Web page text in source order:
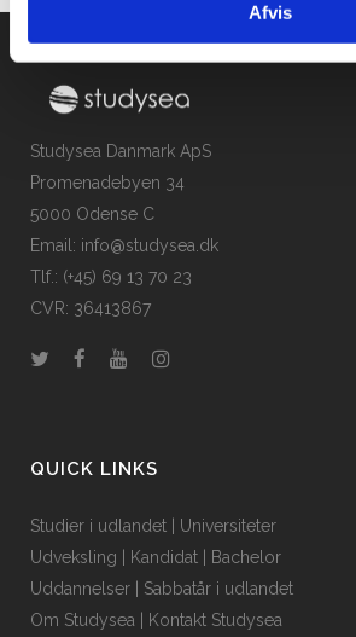
Afvis
Studysea Danmark ApS
Promenadebyen 34
5000 Odense C
Email: info@studysea.dk
Tlf.: (+45) 69 13 70 23
CVR: 36413867
QUICK LINKS
Studier i udlandet
Universiteter
Udveksling
Kandidat
Bachelor
Uddannelser
Sabbatår i udlandet
Om Studysea
Kontakt Studysea